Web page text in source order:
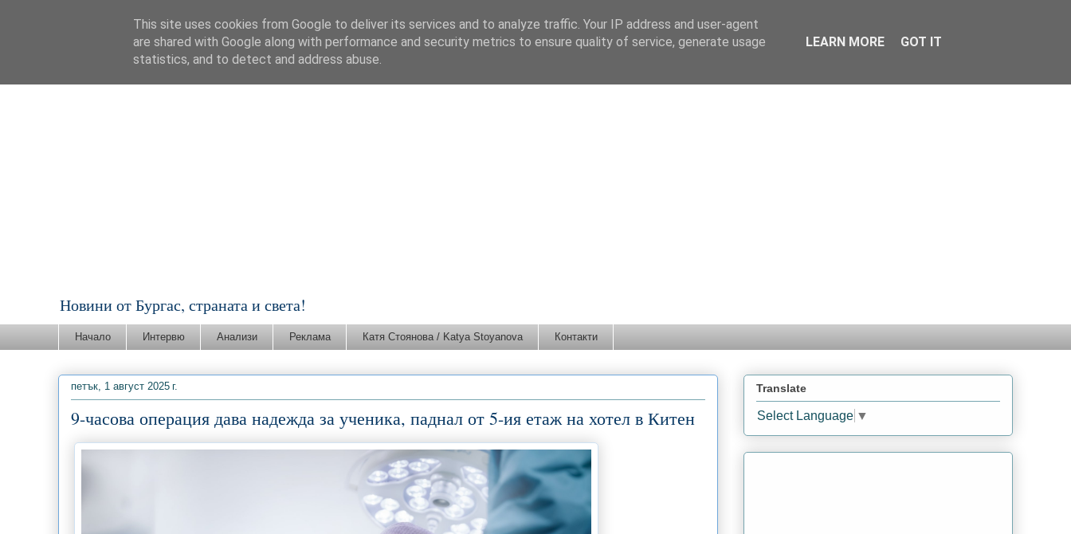
Новини от Бургас, страната и света!
Начало Интервю Анализи Реклама Катя Стоянова / Katya Stoyanova Контакти
петък, 1 август 2025 г.
9-часова операция дава надежда за ученика, паднал от 5-ия етаж на хотел в Китен
Translate
Select Language ▼
This site uses cookies from Google to deliver its services and to analyze traffic. Your IP address and user-agent
are shared with Google along with performance and security metrics to ensure quality of service, generate usage
statistics, and to detect and address abuse.
LEARN MORE GOT IT